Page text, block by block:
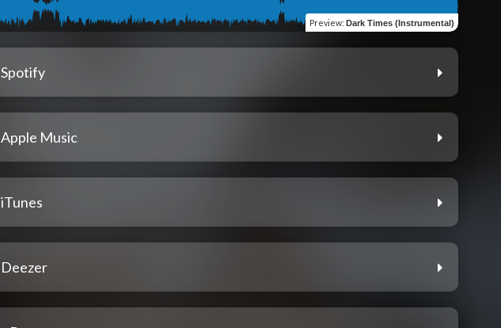
Preview: Dark Times (Instrumental)
Spotify
Apple Music
iTunes
Deezer